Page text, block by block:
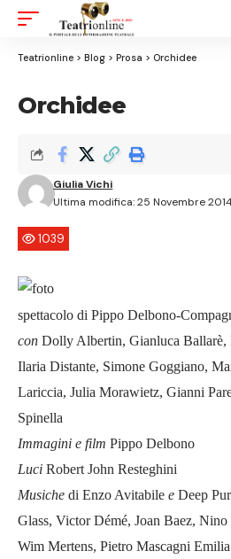
Teatrionline > Blog > Prosa > Orchidee
Orchidee
Ultima modifica: 25 Novembre
Giulia Vichi
1039
spettacolo di Pippo Delbono-
con Dolly Albertin, Gianluca Ballarè,
Ilaria Distante, Simone Goggiano,
Lariccia, Julia Morawietz, Gianni
Spinella
Immagini e film Pippo Delbono
Luci Robert John Resteghini
Musiche di Enzo Avitabile e Deep
Glass, Victor Démé, Joan Baez,
Wim Mertens, Pietro Mascagni